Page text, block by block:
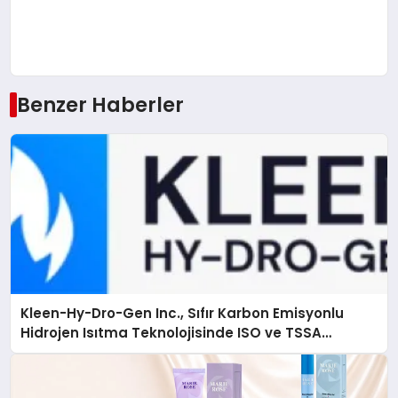
Benzer Haberler
Kleen-Hy-Dro-Gen Inc., Sıfır Karbon Emisyonlu
Hidrojen Isıtma Teknolojisinde ISO ve TSSA
Düzenleyici Onaylarını Aldı